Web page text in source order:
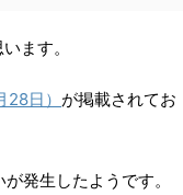
ます。
日） が掲載されてお
発生したようです。